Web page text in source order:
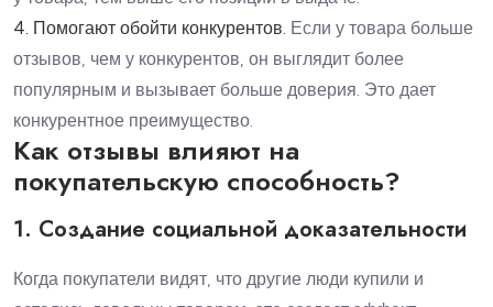
4. Помогают обойти конкурентов. Если у товара больше
отзывов, чем у конкурентов, он выглядит более
популярным и вызывает больше доверия. Это дает
конкурентное преимущество.
Как отзывы влияют на
покупательскую способность?
1. Создание социальной доказательности
Когда покупатели видят, что другие люди купили и